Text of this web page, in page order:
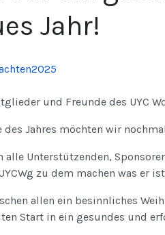
Jahr!
und Freunde des UYC
des Jahres möchten wir
alle Unterstützenden,
zu dem machen was er
allen ein besinnliches
Start in ein gesundes und